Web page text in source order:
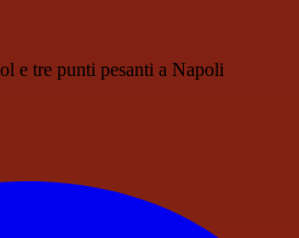
e tre punti pesanti a Napoli